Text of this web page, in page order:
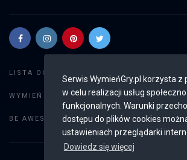
Serwis WymieńGry.pl korzysta z
w celu realizacji usług
funkcjonalnych. Warunki
dostępu do plików cookies
ustawieniach przeglądarki
Dowiedz się więcej
LISTA OGŁOSZEŃ:
WYMIEŃ GRY: Dodaj ogłoszenie
BE AWESOME: Weryfikacja konta